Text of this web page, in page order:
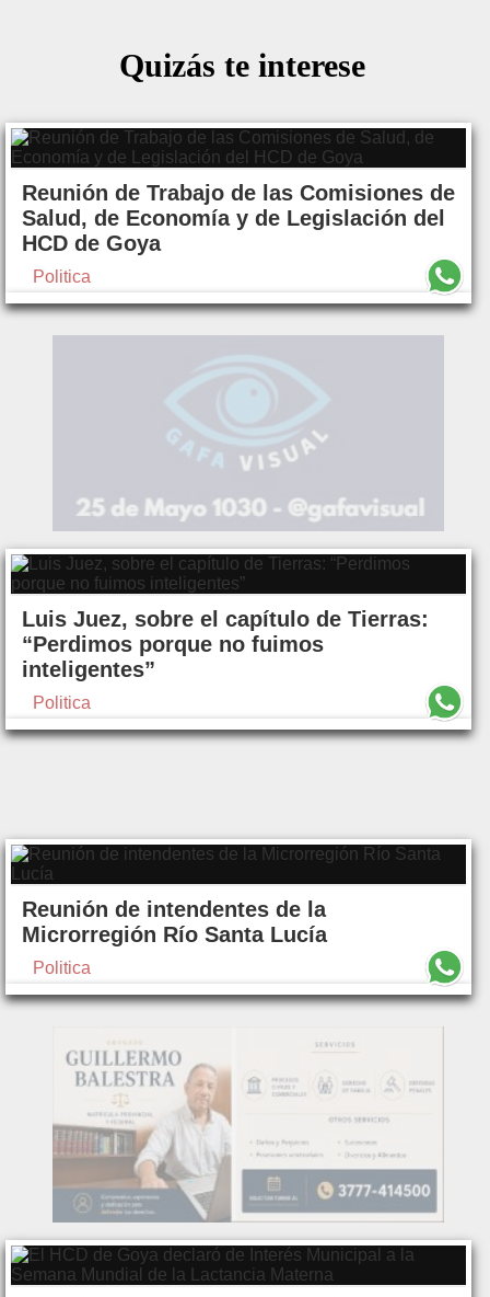
Quizás te interese
Reunión de Trabajo de las Comisiones de
Salud, de Economía y de Legislación del
HCD de Goya
Politica
Luis Juez, sobre el capítulo de Tierras:
“Perdimos porque no fuimos
inteligentes”
Politica
Reunión de intendentes de la
Microrregión Río Santa Lucía
Politica